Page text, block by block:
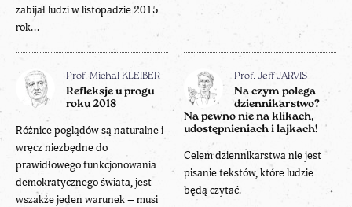
zabijał ludzi w listopadzie 2015
rok...
Prof. Michał KLEIBER
Refleksje u progu
roku 2018
Różnice poglądów są naturalne i
wręcz niezbędne do
prawidłowego funkcjonowania
demokratycznego świata, jest
wszakże jeden warunek – musi
Prof. Jeff JARVIS
Na czym polega
dziennikarstwo?
Na pewno nie na klikach,
udostępnieniach i lajkach!
Celem dziennikarstwa nie jest
pisanie tekstów, które ludzie
będą czytać.